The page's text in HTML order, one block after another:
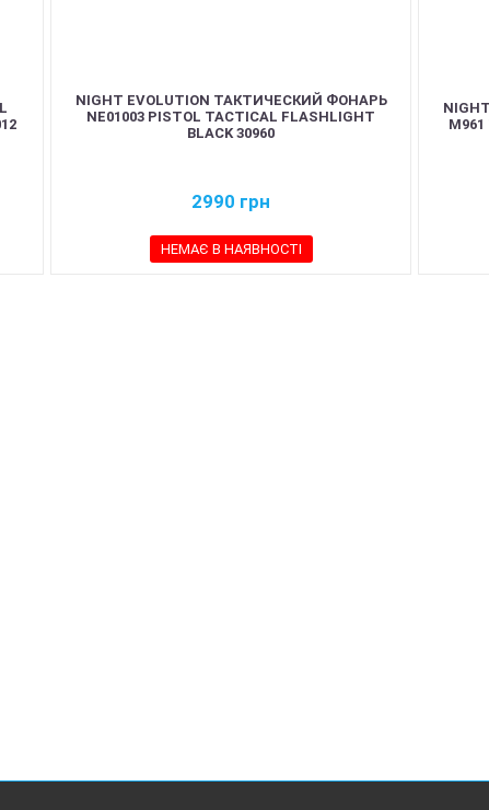
NIGHT EVOLUTION ТАКТИЧЕСКИЙ ФОНАРЬ
NE01003 PISTOL TACTICAL FLASHLIGHT
BLACK 30960
2990 грн
НЕМАЄ В НАЯВНОСТІ
M961